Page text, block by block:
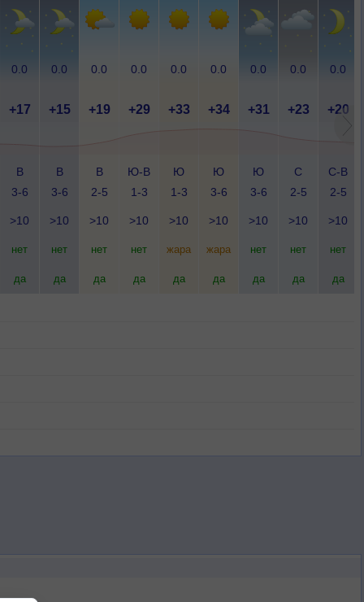
0.0 0.0 0.0 0.0 0.0 0.0 0.0 0.0 0.0
+17 +15 +19 +29 +33 +34 +31 +23 +20
В
3-6
В
3-6
В
2-5
Ю-В
1-3
Ю
1-3
Ю
3-6
Ю
3-6
С
2-5
С-В
2-5
>10 >10 >10 >10 >10 >10 >10 >10 >10
нет нет нет нет жара жара нет нет нет
да да да да да да да да да